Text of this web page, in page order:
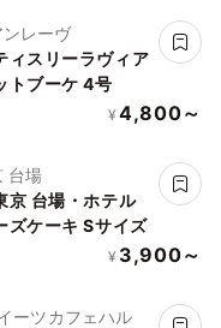
レーヴ
ィスリーラヴィア
トブーケ 4号
¥ 4,800～
台場
京 台場・ホテル
ズケーキ Sサイズ
¥ 3,900～
ーツカフェハル